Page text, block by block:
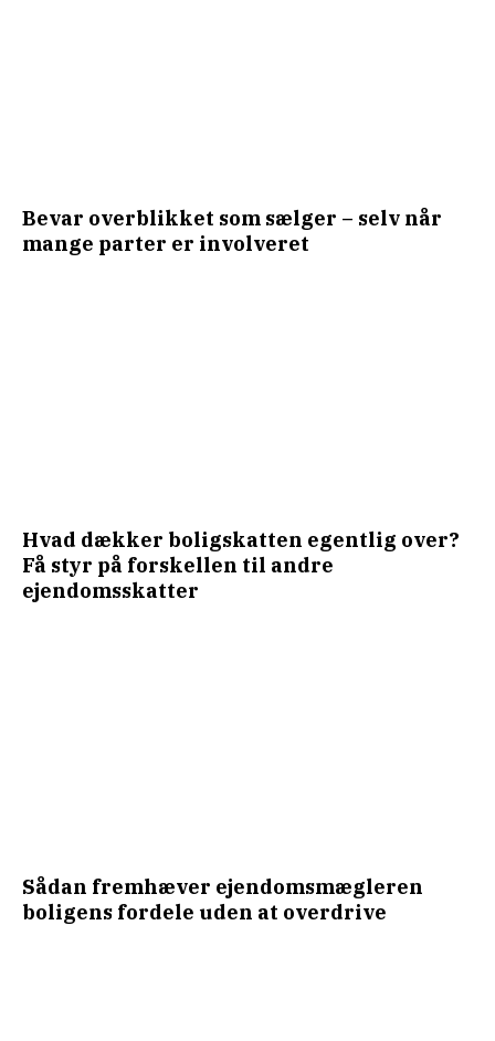
Bevar overblikket som sælger – selv når
mange parter er involveret
Hvad dækker boligskatten egentlig over?
Få styr på forskellen til andre
ejendomsskatter
Sådan fremhæver ejendomsmægleren
boligens fordele uden at overdrive